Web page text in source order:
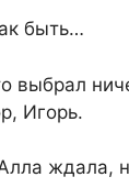
быть…
выбрал
Игорь.
ждала,